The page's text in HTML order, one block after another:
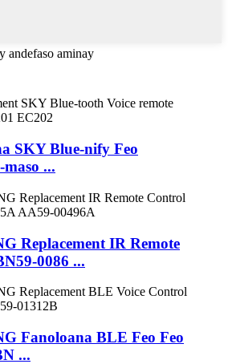
andefaso aminay
SKY Blue-nify Feo
...
Replacement IR Remote
0086 ...
Fanoloana BLE Feo Feo
...